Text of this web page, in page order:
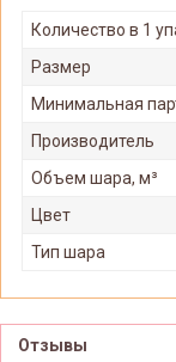
Количество в 1
Размер
Минимальная
Производитель
Объем шара, м³
Цвет
Тип шара
Отзывы